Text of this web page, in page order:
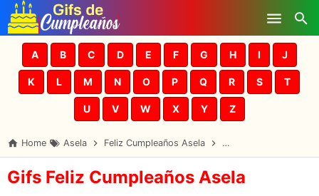
Skip to main content
A B C D E F G H I J
K L M N O P Q R S T
U V W X Y Z
Home Asela Feliz Cumpleaños Asela Gifs Cumpleaños
Gifs Feliz Cumpleaños Asela